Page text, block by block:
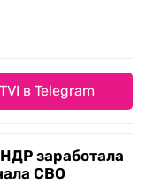
в Telegram
заработала
СВО